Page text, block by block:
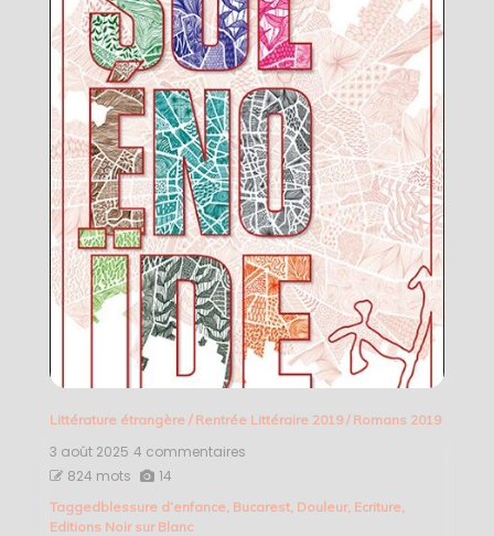
Littérature étrangère/ Rentrée Littéraire 2019/ Romans 2019
3 août 2025 4 commentaires
Mircea
824 mots 14
Taggedblessure d’enfance, Bucarest, Douleur, Ecriture,
Editions Noir sur Blanc